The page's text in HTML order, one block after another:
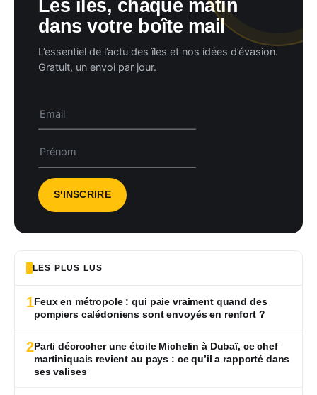
Les îles, chaque matin
dans votre boîte mail
L’essentiel de l’actu des îles et nos idées d’évasion.
Gratuit, un envoi par jour.
LES PLUS LUS
1Feux en métropole : qui paie vraiment quand des
pompiers calédoniens sont envoyés en renfort ?
2Parti décrocher une étoile Michelin à Dubaï, ce chef
martiniquais revient au pays : ce qu’il a rapporté dans
ses valises